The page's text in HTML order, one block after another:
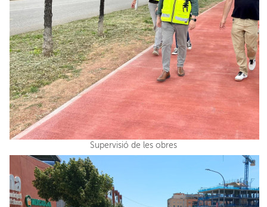
Supervisió de les obres